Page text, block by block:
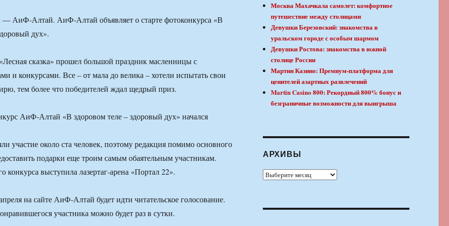
— АиФ-Алтай. АиФ-Алтай объявляет о старте фотоконкурса «В
дух».
сказка» прошел большой праздник масленницы с
и конкурсами. Все – от мала до велика – хотели испытать свои
тем более что победителей ждал щедрый приз.
участие около ста человек, поэтому редакция помимо основного
подарки еще троим самым обаятельным участникам.
конкурса выступила лазертаг-арена «Портал 22».
на сайте АиФ-Алтай будет идти читательское голосование.
участника можно будет раз в сутки.
Москва Махачкала самолет: комфортное
путешествие между столицами
Девушки Березовский: знакомства в
уральском городе с особым шармом
Девушки Ростова: знакомства в южной
столице России
Мартин Казино: Премиум-платформа для
ценителей азартных развлечений
Martin Casino 800: Рекордный 800% бонус и
безграничные возможности для выигрыша
АРХИВЫ
Архивы